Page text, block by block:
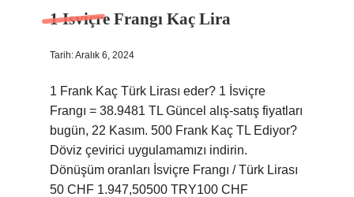
1 Isviçre Frangı Kaç Lira
Tarih: Aralık 6, 2024
1 Frank Kaç Türk Lirası eder? 1 İsviçre
Frangı = 38.9481 TL Güncel alış-satış fiyatları
bugün, 22 Kasım. 500 Frank Kaç TL Ediyor?
Döviz çevirici uygulamamızı indirin.
Dönüşüm oranları İsviçre Frangı / Türk Lirası
50 CHF 1.947,50500 TRY100 CHF